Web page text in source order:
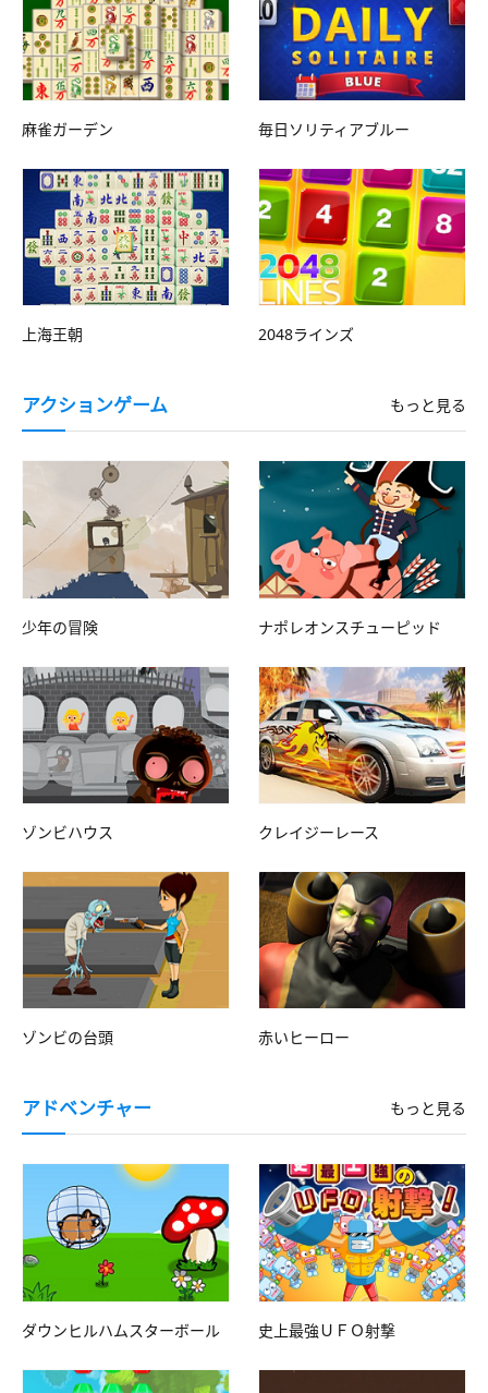
麻雀ガーデン 毎日ソリティアブルー
上海王朝 2048ラインズ
アクションゲーム もっと見る
少年の冒険 ナポレオンスチューピッド
ゾンビハウス クレイジーレース
ゾンビの台頭 赤いヒーロー
アドベンチャー もっと見る
ダウンヒルハムスターボール 史上最強ＵＦＯ射撃